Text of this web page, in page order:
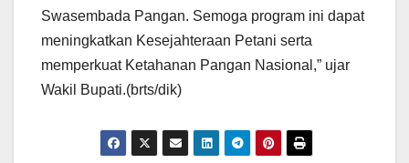
Swasembada Pangan. Semoga program ini dapat
meningkatkan Kesejahteraan Petani serta
memperkuat Ketahanan Pangan Nasional,” ujar
Wakil Bupati.(brts/dik)